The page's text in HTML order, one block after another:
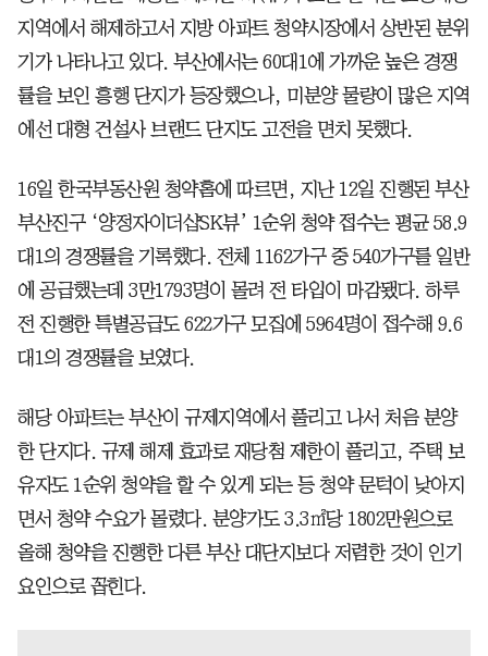
지역에서 해제하고서 지방 아파트 청약시장에서 상반된 분위
기가 나타나고 있다. 부산에서는 60대1에 가까운 높은 경쟁
률을 보인 흥행 단지가 등장했으나, 미분양 물량이 많은 지역
에선 대형 건설사 브랜드 단지도 고전을 면치 못했다.
16일 한국부동산원 청약홈에 따르면, 지난 12일 진행된 부산
부산진구 ‘양정자이더샵SK뷰’ 1순위 청약 접수는 평균 58.9
대1의 경쟁률을 기록했다. 전체 1162가구 중 540가구를 일반
에 공급했는데 3만1793명이 몰려 전 타입이 마감됐다. 하루
전 진행한 특별공급도 622가구 모집에 5964명이 접수해 9.6
대1의 경쟁률을 보였다.
해당 아파트는 부산이 규제지역에서 풀리고 나서 처음 분양
한 단지다. 규제 해제 효과로 재당첨 제한이 풀리고, 주택 보
유자도 1순위 청약을 할 수 있게 되는 등 청약 문턱이 낮아지
면서 청약 수요가 몰렸다. 분양가도 3.3㎡당 1802만원으로
올해 청약을 진행한 다른 부산 대단지보다 저렴한 것이 인기
요인으로 꼽힌다.